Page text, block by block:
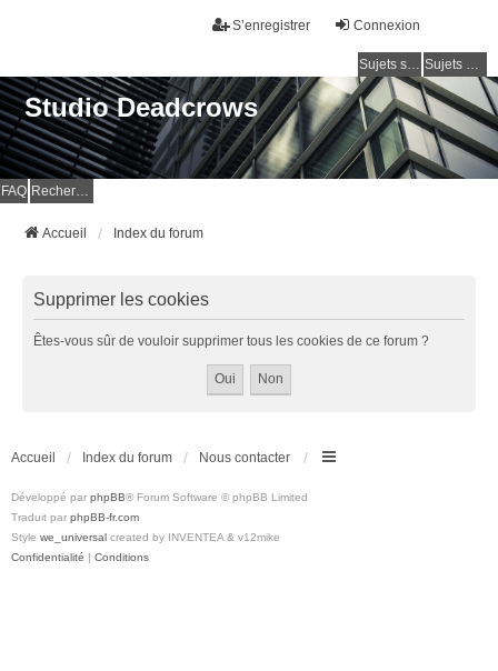
Connexion
S’enregistrer
Sujets sans réponse Sujets actifs
Studio Deadcrows
FAQ Rechercher
Accueil Index du forum
Supprimer les cookies
Êtes-vous sûr de vouloir supprimer tous les cookies de ce forum ?
Accueil Index du forum Nous contacter
Développé par phpBB® Forum Software © phpBB Limited
Traduit par phpBB-fr.com
Style we_universal created by INVENTEA & v12mike
Confidentialité | Conditions